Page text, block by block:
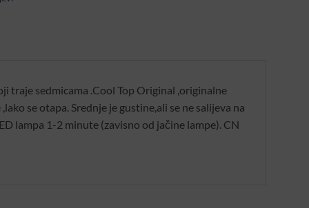
traje sedmicama .Cool Top Original ,originalne
se otapa. Srednje je gustine,ali se ne salijeva na
lampa 1-2 minute (zavisno od jačine lampe). CN